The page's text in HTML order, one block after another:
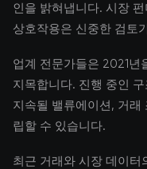
인을 밝혀냅니다. 시장
상호작용은 신중한 검토
업계 전문가들은 2021년
지목합니다. 진행 중인
지속될 밸류에이션, 거
립할 수 있습니다.
최근 거래와 시장 데이터